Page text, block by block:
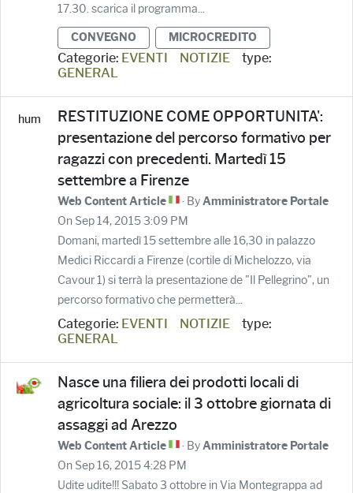
17.30. scarica il programma...
CONVEGNO MICROCREDITO
Categorie: EVENTI NOTIZIE
type:
GENERAL
RESTITUZIONE COME OPPORTUNITA':
presentazione del percorso formativo per
ragazzi con precedenti. Martedì 15
settembre a Firenze
Web Content Article · ByAmministratore Portale
On Sep 14, 2015 3:09 PM
Domani, martedì 15 settembre alle 16,30 in palazzo
Medici Riccardi a Firenze (cortile di Michelozzo, via
Cavour 1) si terrà la presentazione de "Il Pellegrino", un
percorso formativo che permetterà...
Categorie: EVENTI NOTIZIE
type:
GENERAL
Nasce una filiera dei prodotti locali di
agricoltura sociale: il 3 ottobre giornata di
assaggi ad Arezzo
Web Content Article · ByAmministratore Portale
On Sep 16, 2015 4:28 PM
Udite udite!!! Sabato 3 ottobre in Via Montegrappa ad